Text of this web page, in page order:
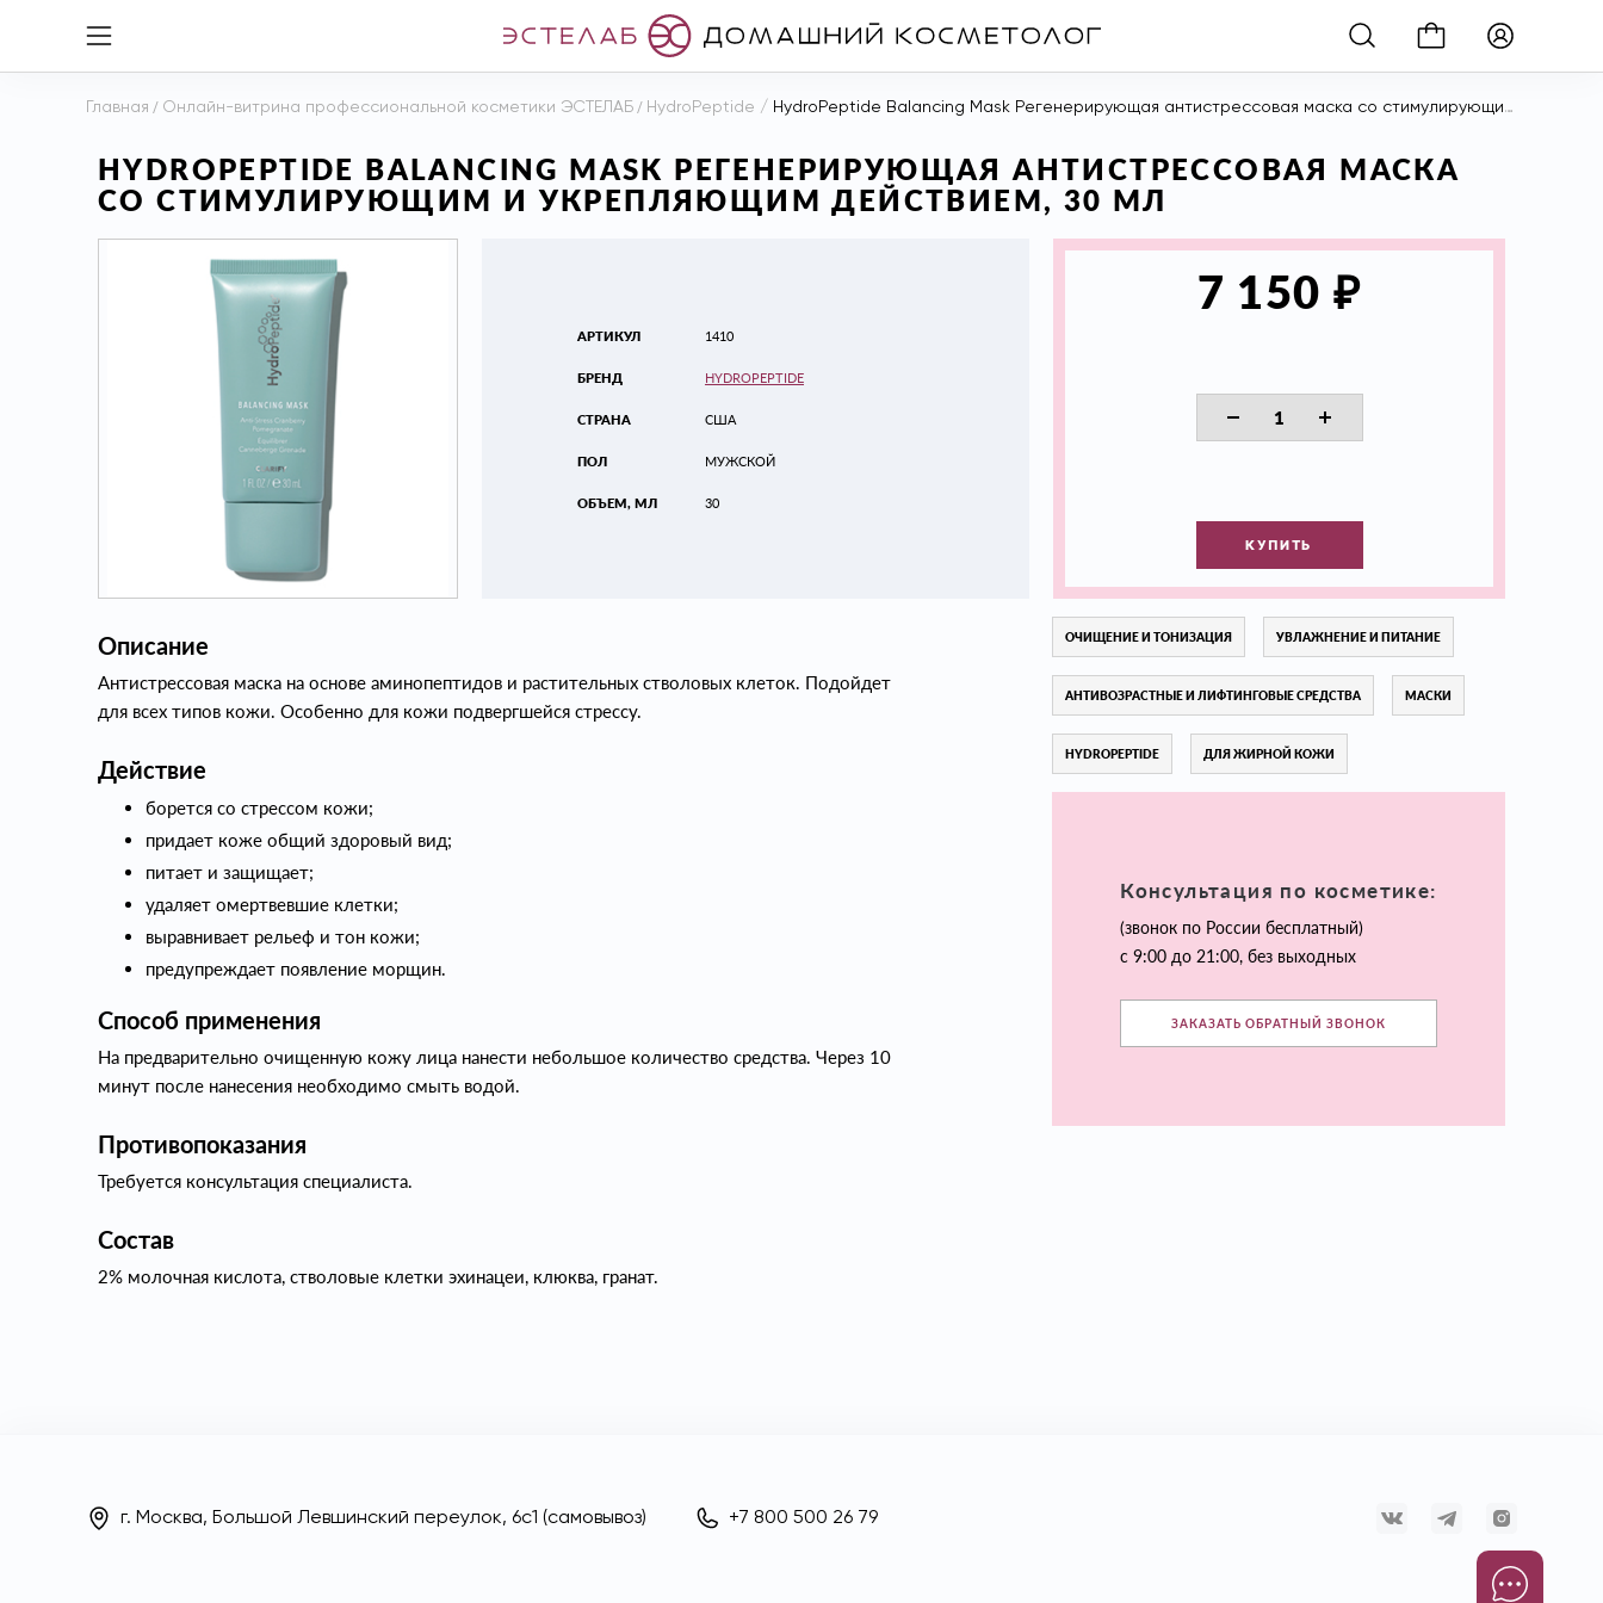
Главная / Онлайн-витрина профессиональной косметики ЭСТЕЛАБ / HydroPeptide / HydroPeptide Balancing Mask Регенерирующая антистрессовая маска со стимулирующим и укрепляющим действием, 30 мл
HYDROPEPTIDE BALANCING MASK РЕГЕНЕРИРУЮЩАЯ АНТИСТРЕССОВАЯ МАСКА
СО СТИМУЛИРУЮЩИМ И УКРЕПЛЯЮЩИМ ДЕЙСТВИЕМ, 30 МЛ
АРТИКУЛ
БРЕНД
СТРАНА
ПОЛ
ОБЪЕМ, МЛ
1410
HYDROPEPTIDE
США
МУЖСКОЙ
30
7 150 ₽
КУПИТЬ
Описание
Антистрессовая маска на основе аминопептидов и растительных стволовых клеток. Подойдет
для всех типов кожи. Особенно для кожи подвергшейся стрессу.
Действие
борется со стрессом кожи;
придает коже общий здоровый вид;
питает и защищает;
удаляет омертвевшие клетки;
выравнивает рельеф и тон кожи;
предупреждает появление морщин.
Способ применения
На предварительно очищенную кожу лица нанести небольшое количество средства. Через 10
минут после нанесения необходимо смыть водой.
Противопоказания
Требуется консультация специалиста.
Состав
2% молочная кислота, стволовые клетки эхинацеи, клюква, гранат.
ОЧИЩЕНИЕ И ТОНИЗАЦИЯ УВЛАЖНЕНИЕ И ПИТАНИЕ
АНТИВОЗРАСТНЫЕ И ЛИФТИНГОВЫЕ СРЕДСТВА МАСКИ
HYDROPEPTIDE ДЛЯ ЖИРНОЙ КОЖИ
Консультация по косметике:
(звонок по России бесплатный)
с 9:00 до 21:00, без выходных
ЗАКАЗАТЬ ОБРАТНЫЙ ЗВОНОК
г. Москва, Большой Левшинский переулок, 6с1 (самовывоз) +7 800 500 26 79